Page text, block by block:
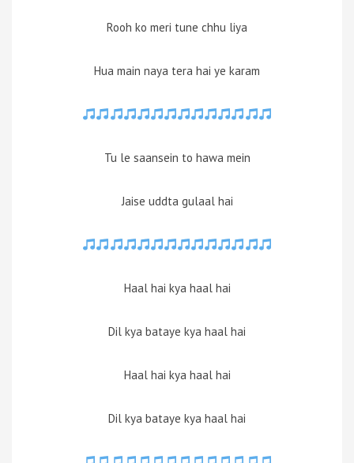
Rooh ko meri tune chhu liya
Hua main naya tera hai ye karam
Tu le saansein to hawa mein
Jaise uddta gulaal hai
Haal hai kya haal hai
Dil kya bataye kya haal hai
Haal hai kya haal hai
Dil kya bataye kya haal hai